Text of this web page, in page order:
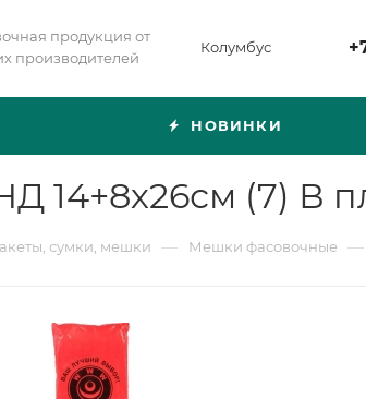
продукция от
производителей
Колумбус
НОВИНКИ
14+8х26см (7) В
сумки, мешки — Мешки фасовочные —